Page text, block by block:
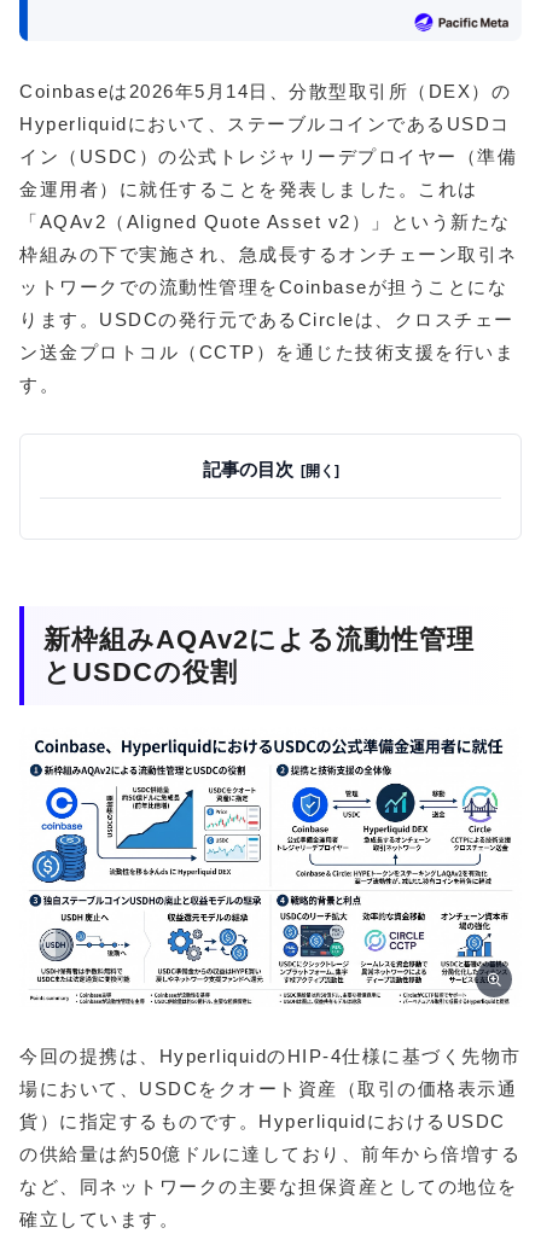
Coinbaseは2026年5月14日、分散型取引所（DEX）の
Hyperliquidにおいて、ステーブルコインであるUSDコ
イン（USDC）の公式トレジャリーデプロイヤー（準備
金運用者）に就任することを発表しました。これは
「AQAv2（Aligned Quote Asset v2）」という新たな
枠組みの下で実施され、急成長するオンチェーン取引ネ
ットワークでの流動性管理をCoinbaseが担うことにな
ります。USDCの発行元であるCircleは、クロスチェー
ン送金プロトコル（CCTP）を通じた技術支援を行いま
す。
記事の目次
新枠組みAQAv2による流動性管理
とUSDCの役割
今回の提携は、HyperliquidのHIP-4仕様に基づく先物市
場において、USDCをクオート資産（取引の価格表示通
貨）に指定するものです。HyperliquidにおけるUSDC
の供給量は約50億ドルに達しており、前年から倍増する
など、同ネットワークの主要な担保資産としての地位を
確立しています。